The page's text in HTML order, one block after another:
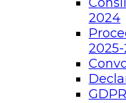
2024
GDPR